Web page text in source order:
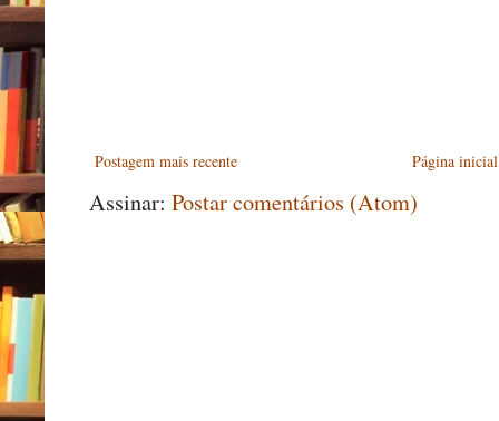
Postagem mais recente Página inicial
Assinar: Postar comentários (Atom)